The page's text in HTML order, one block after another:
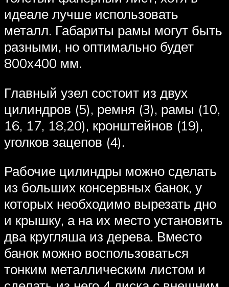
идеале лучше использовать
металл. Габариты рамы могут быть
разными, но оптимально будет
800х400 мм.
Главный узел состоит из двух
цилиндров (5), ремня (3), рамы (10,
16, 17, 18,20), кронштейнов (19),
уголков зацепов (4).
Рабочие цилиндры можно сделать
из больших консервных банок, у
которых необходимо вырезать дно
и крышку, а на их место установить
два кругляша из дерева. Вместо
банок можно воспользоваться
тонким металлическим листом и